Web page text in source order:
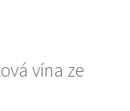
vína ze